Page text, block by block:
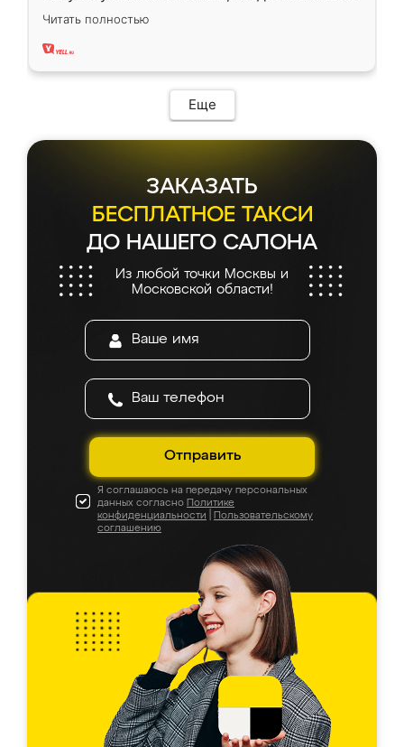
вполне довольна. Служит кухня уже почти
два года, нареканий нет.
Читать полностью
Еще
ЗАКАЗАТЬ
БЕСПЛАТНОЕ ТАКСИ
ДО НАШЕГО САЛОНА
Из любой точки Москвы и
Московской области!
Отправить
Я соглашаюсь на передачу персональных
данных согласно Политике
конфиденциальности
Пользовательскому
соглашению